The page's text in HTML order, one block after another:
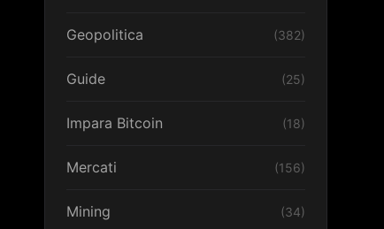
Geopolitica (382)
Guide (25)
Impara Bitcoin (18)
Mercati (156)
Mining (34)